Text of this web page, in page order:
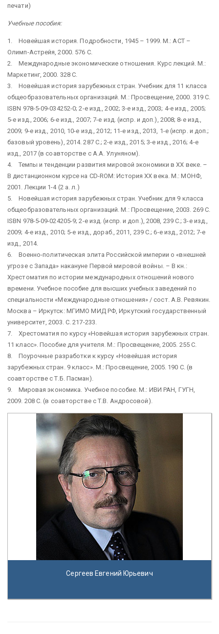
печати)
Учебные пособия:
1. Новейшая история. Подробности, 1945 – 1999. М.: АСТ –
Олимп-Астрейя, 2000. 576 С.
2. Международные экономические отношения. Курс лекций. М.:
Маркетинг, 2000. 328 С.
3. Новейшая история зарубежных стран. Учебник для 11 класса
общеобразовательных организаций. М.: Просвещение, 2000. 319 С.
ISBN 978-5-09-034252-0; 2-е изд., 2002; 3-е изд., 2003; 4-е изд., 2005;
5-е изд., 2006; 6-е изд., 2007; 7-е изд. (испр. и доп.), 2008; 8-е изд.,
2009; 9-е изд., 2010, 10-е изд., 2012; 11-е изд., 2013, 1-е (испр. и доп.;
базовый уровень), 2014. 287 С.; 2-е изд., 2015; 3-е изд., 2016; 4-е
изд., 2017 (в соавторстве с А.А. Улуняном).
4. Темпы и тенденции развития мировой экономики в ХХ веке. –
В дистанционном курсе на CD-ROM: История ХХ века. М.: МОНФ,
2001. Лекции 1-4 (2 а. л.)
5. Новейшая история зарубежных стран. Учебник для 9 класса
общеобразовательных организаций. М.: Просвещение, 2003. 269 С.
ISBN 978-5-09-024205-9; 2-е изд. (испр. и доп.), 2008, 239 С.; 3-е изд.,
2009; 4-е изд., 2010; 5-е изд., дораб., 2011, 239 С.; 6-е изд., 2012; 7-е
изд., 2014.
6. Военно-политическая элита Российской империи о «внешней
угрозе с Запада» накануне Первой мировой войны. – В кн.:
Хрестоматия по истории международных отношений нового
времени. Учебное пособие для высших учебных заведений по
специальности «Международные отношения» / сост. А.В. Ревякин.
Москва – Иркутск: МГИМО МИД РФ, Иркутский государственный
университет, 2003. С. 217-233.
7. Хрестоматия по курсу «Новейшая история зарубежных стран.
11 класс». Пособие для учителя. М.: Просвещение, 2005. 255 С.
8. Поурочные разработки к курсу «Новейшая история
зарубежных стран. 9 класс». М.: Просвещение, 2005. 190 С. (в
соавторстве с Т.Б. Пасман).
9. Мировая экономика. Учебное пособие. М.: ИВИ РАН, ГУГН,
2009. 208 С. (в соавторстве с Т.В. Андросовой).
Сергеев Евгений Юрьевич